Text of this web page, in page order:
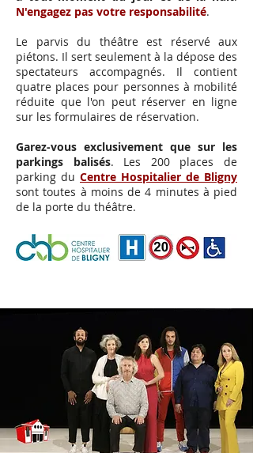
N'engagez pas votre responsabilité.
Le parvis du théâtre est réservé aux
piétons. Il sert seulement à la dépose des
spectateurs accompagnés. Il contient
quatre places pour personnes à mobilité
réduite que l'on peut réserver en ligne
sur les formulaires de réservation.
Garez-vous exclusivement que sur les
parkings balisés. Les 200 places de
parking du Centre Hospitalier de Bligny
sont toutes à moins de 4 minutes à pied
de la porte du théâtre.